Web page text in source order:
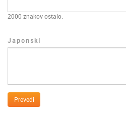
2000 znakov ostalo.
Japonski
Prevedi